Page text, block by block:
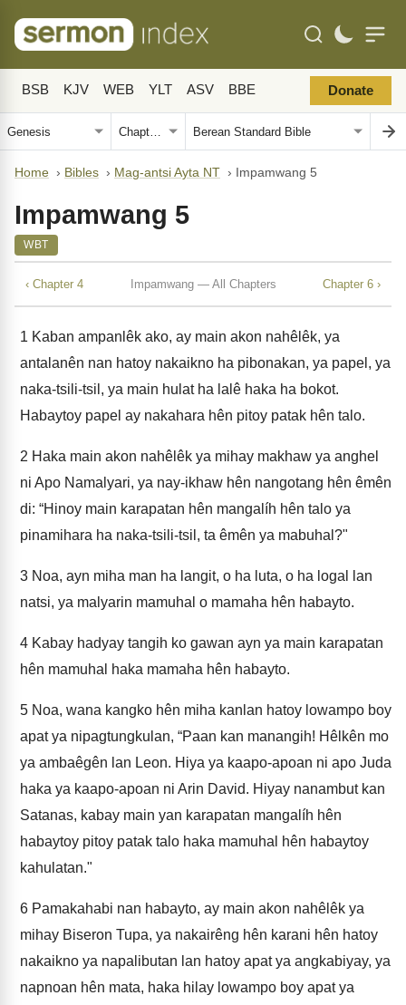
BSB KJV WEB YLT ASV BBE Donate
Home › Bibles › Mag-antsi Ayta NT › Impamwang 5
Impamwang 5
WBT
‹ Chapter 4 Impamwang — All Chapters Chapter 6 ›
1 Kaban ampanlêk ako, ay main akon nahêlêk, ya
antalanên nan hatoy nakaikno ha pibonakan, ya papel, ya
naka-tsili-tsil, ya main hulat ha lalê haka ha bokot.
Habaytoy papel ay nakahara hên pitoy patak hên talo.
2 Haka main akon nahêlêk ya mihay makhaw ya anghel
ni Apo Namalyari, ya nay-ikhaw hên nangotang hên êmên
di: “Hinoy main karapatan hên mangalíh hên talo ya
pinamihara ha naka-tsili-tsil, ta êmên ya mabuhal?"
3 Noa, ayn miha man ha langit, o ha luta, o ha logal lan
natsi, ya malyarin mamuhal o mamaha hên habayto.
4 Kabay hadyay tangih ko gawan ayn ya main karapatan
hên mamuhal haka mamaha hên habayto.
5 Noa, wana kangko hên miha kanlan hatoy lowampo boy
apat ya nipagtungkulan, “Paan kan manangih! Hêlkên mo
ya ambaêgên lan Leon. Hiya ya kaapo-apoan ni apo Juda
haka ya kaapo-apoan ni Arin David. Hiyay nanambut kan
Satanas, kabay main yan karapatan mangalíh hên
habaytoy pitoy patak talo haka mamuhal hên habaytoy
kahulatan."
6 Pamakahabi nan habayto, ay main akon nahêlêk ya
mihay Biseron Tupa, ya nakairêng hên karani hên hatoy
nakaikno ya napalibutan lan hatoy apat ya angkabiyay, ya
napnoan hên mata, haka hilay lowampo boy apat ya